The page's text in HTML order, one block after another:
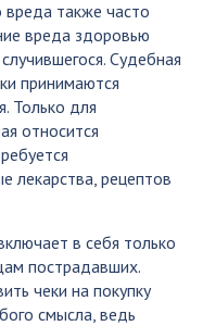
вреда также часто
вреда здоровью
Судебная
принимаются
Только для
относится
лекарства, рецептов
в себя только
пострадавших.
чеки на покупку
смысла, ведь